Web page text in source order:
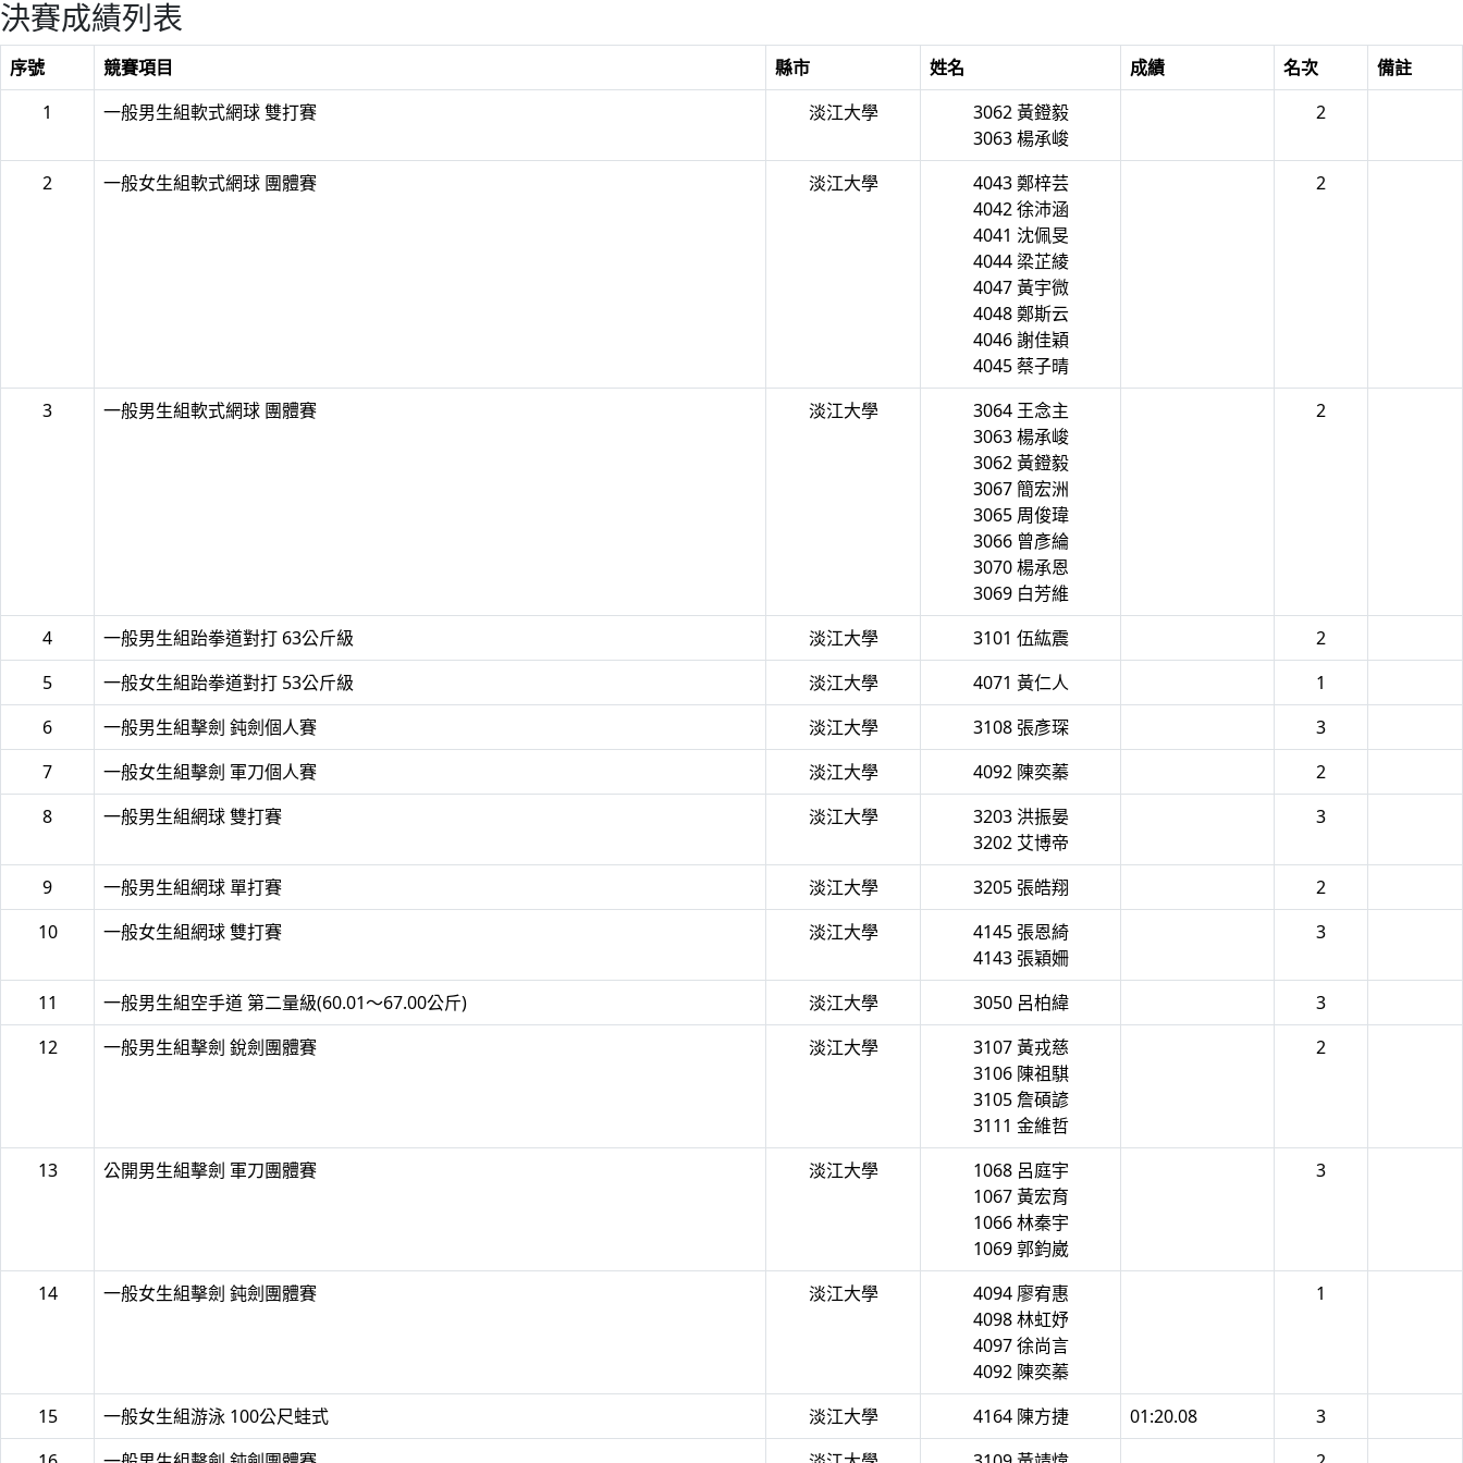
決賽成績列表
序號 競賽項目 縣市 姓名 成績 名次
備註
1
一般男生組軟式網球 雙打賽 淡江大學
3062 黃鐙毅
3063 楊承峻
2
2 一般女生組軟式網球 團體賽 淡江大學
4043 鄭梓芸
4042 徐沛涵
4041 沈佩旻
4044 梁芷綾
4047 黃宇微
4048 鄭斯云
4046 謝佳穎
4045 蔡子晴
2
3 一般男生組軟式網球 團體賽 淡江大學
3064 王念主
3063 楊承峻
3062 黃鐙毅
3067 簡宏洲
3065 周俊瑋
3066 曾彥綸
3070 楊承恩
3069 白芳維
2
4 一般男生組跆拳道對打 63公斤級 淡江大學 3101 伍紘震
2
5
一般女生組跆拳道對打 53公斤級 淡江大學 4071 黃仁人
1
6
一般男生組擊劍 鈍劍個人賽 淡江大學 3108 張彥琛
3
7
一般女生組擊劍 軍刀個人賽 淡江大學 4092 陳奕蓁
2
8
一般男生組網球 雙打賽 淡江大學
3203 洪振晏
3202 艾博帝
3
9 一般男生組網球 單打賽 淡江大學 3205 張皓翔
2
10
一般女生組網球 雙打賽 淡江大學
4145 張恩綺
4143 張穎姍
3
11 一般男生組空手道 第二量級(60.01～67.00公斤) 淡江大學 3050 呂柏緯
3
12
一般男生組擊劍 銳劍團體賽 淡江大學
3107 黃戎慈
3106 陳祖騏
3105 詹碩諺
3111 金維哲
2
13 公開男生組擊劍 軍刀團體賽 淡江大學
1068 呂庭宇
1067 黃宏育
1066 林秦宇
1069 郭鈞崴
3
14 一般女生組擊劍 鈍劍團體賽 淡江大學
4094 廖宥惠
4098 林虹妤
4097 徐尚言
4092 陳奕蓁
1
15 一般女生組游泳 100公尺蛙式 淡江大學 4164 陳方捷 01:20.08
3